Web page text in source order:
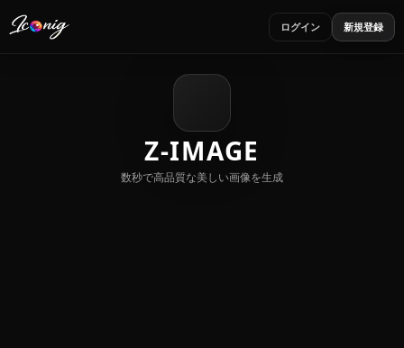
ログイン 新規登録
Z-IMAGE
数秒で高品質な美しい画像を生成